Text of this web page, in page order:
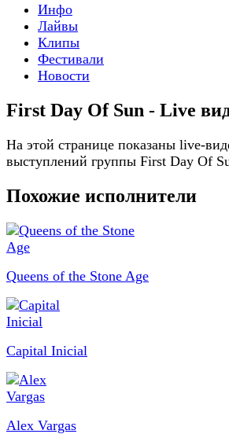
Инфо
Лайвы
Клипы
Фестивали
Новости
First Day Of Sun - Live
На этой странице показаны live-
выступлений группы First Day Of
Похожие исполнители
Queens of the Stone Age
Capital Inicial
Alex Vargas